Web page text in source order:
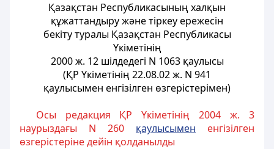
Қазақстан Республикасының халқын
құжаттандыру және тіркеу ережесін
бекіту туралы Қазақстан Республикасы
Үкіметінің
2000 ж. 12 шілдедегі N 1063 қаулысы
(ҚР Үкіметінің 22.08.02 ж. N 941
қаулысымен енгізілген өзгерістерімен)
Осы редакция ҚР Үкіметінің 2004 ж. 3
наурыздағы N 260 қаулысымен енгізілген
өзгерістеріне дейін қолданылды